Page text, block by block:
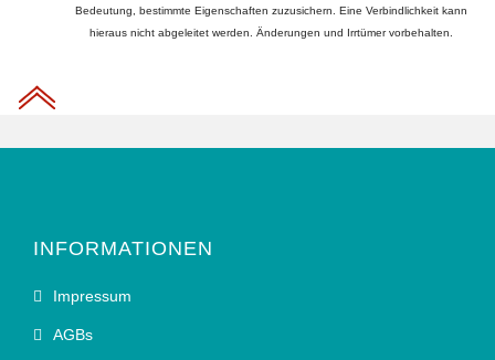
Bedeutung, bestimmte Eigenschaften zuzusichern. Eine Verbindlichkeit kann
hieraus nicht abgeleitet werden. Änderungen und Irrtümer vorbehalten.
INFORMATIONEN
Impressum
AGBs